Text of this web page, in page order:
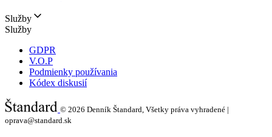
Služby
Služby
GDPR
V.O.P
Podmienky používania
Kódex diskusií
© 2026 Denník Štandard, Všetky práva vyhradené |
oprava@standard.sk